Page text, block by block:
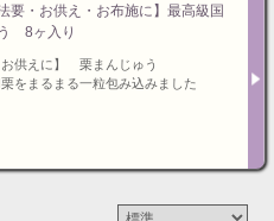
要・お供え・お布施に】最高級国
8ヶ入り
お供えに】 栗まんじゅう
をまるまる一粒包み込みました